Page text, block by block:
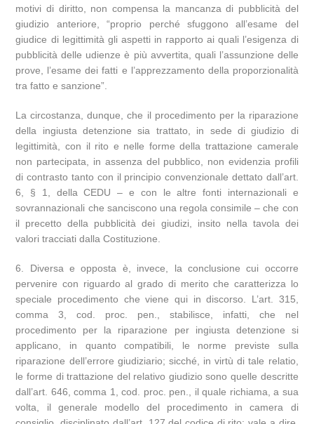
motivi di diritto, non compensa la mancanza di pubblicità del
giudizio anteriore, “proprio perché sfuggono all’esame del
giudice di legittimità gli aspetti in rapporto ai quali l’esigenza di
pubblicità delle udienze è più avvertita, quali l’assunzione delle
prove, l’esame dei fatti e l’apprezzamento della proporzionalità
tra fatto e sanzione”.
La circostanza, dunque, che il procedimento per la riparazione
della ingiusta detenzione sia trattato, in sede di giudizio di
legittimità, con il rito e nelle forme della trattazione camerale
non partecipata, in assenza del pubblico, non evidenzia profili
di contrasto tanto con il principio convenzionale dettato dall’art.
6, § 1, della CEDU – e con le altre fonti internazionali e
sovrannazionali che sanciscono una regola consimile – che con
il precetto della pubblicità dei giudizi, insito nella tavola dei
valori tracciati dalla Costituzione.
6. Diversa e opposta è, invece, la conclusione cui occorre
pervenire con riguardo al grado di merito che caratterizza lo
speciale procedimento che viene qui in discorso. L’art. 315,
comma 3, cod. proc. pen., stabilisce, infatti, che nel
procedimento per la riparazione per ingiusta detenzione si
applicano, in quanto compatibili, le norme previste sulla
riparazione dell’errore giudiziario; sicché, in virtù di tale relatio,
le forme di trattazione del relativo giudizio sono quelle descritte
dall’art. 646, comma 1, cod. proc. pen., il quale richiama, a sua
volta, il generale modello del procedimento in camera di